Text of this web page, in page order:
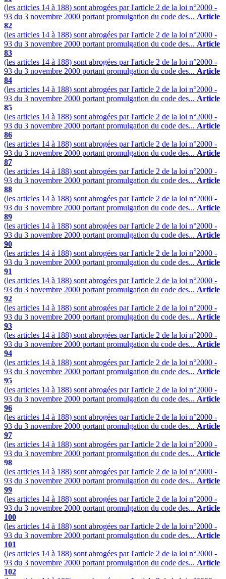
(les articles 14 à 188) sont abrogées par l'article 2 de la loi n°2000 -
93 du 3 novembre 2000 portant promulgation du code des... Article
82
(les articles 14 à 188) sont abrogées par l'article 2 de la loi n°2000 -
93 du 3 novembre 2000 portant promulgation du code des... Article
83
(les articles 14 à 188) sont abrogées par l'article 2 de la loi n°2000 -
93 du 3 novembre 2000 portant promulgation du code des... Article
84
(les articles 14 à 188) sont abrogées par l'article 2 de la loi n°2000 -
93 du 3 novembre 2000 portant promulgation du code des... Article
85
(les articles 14 à 188) sont abrogées par l'article 2 de la loi n°2000 -
93 du 3 novembre 2000 portant promulgation du code des... Article
86
(les articles 14 à 188) sont abrogées par l'article 2 de la loi n°2000 -
93 du 3 novembre 2000 portant promulgation du code des... Article
87
(les articles 14 à 188) sont abrogées par l'article 2 de la loi n°2000 -
93 du 3 novembre 2000 portant promulgation du code des... Article
88
(les articles 14 à 188) sont abrogées par l'article 2 de la loi n°2000 -
93 du 3 novembre 2000 portant promulgation du code des... Article
89
(les articles 14 à 188) sont abrogées par l'article 2 de la loi n°2000 -
93 du 3 novembre 2000 portant promulgation du code des... Article
90
(les articles 14 à 188) sont abrogées par l'article 2 de la loi n°2000 -
93 du 3 novembre 2000 portant promulgation du code des... Article
91
(les articles 14 à 188) sont abrogées par l'article 2 de la loi n°2000 -
93 du 3 novembre 2000 portant promulgation du code des... Article
92
(les articles 14 à 188) sont abrogées par l'article 2 de la loi n°2000 -
93 du 3 novembre 2000 portant promulgation du code des... Article
93
(les articles 14 à 188) sont abrogées par l'article 2 de la loi n°2000 -
93 du 3 novembre 2000 portant promulgation du code des... Article
94
(les articles 14 à 188) sont abrogées par l'article 2 de la loi n°2000 -
93 du 3 novembre 2000 portant promulgation du code des... Article
95
(les articles 14 à 188) sont abrogées par l'article 2 de la loi n°2000 -
93 du 3 novembre 2000 portant promulgation du code des... Article
96
(les articles 14 à 188) sont abrogées par l'article 2 de la loi n°2000 -
93 du 3 novembre 2000 portant promulgation du code des... Article
97
(les articles 14 à 188) sont abrogées par l'article 2 de la loi n°2000 -
93 du 3 novembre 2000 portant promulgation du code des... Article
98
(les articles 14 à 188) sont abrogées par l'article 2 de la loi n°2000 -
93 du 3 novembre 2000 portant promulgation du code des... Article
99
(les articles 14 à 188) sont abrogées par l'article 2 de la loi n°2000 -
93 du 3 novembre 2000 portant promulgation du code des... Article
100
(les articles 14 à 188) sont abrogées par l'article 2 de la loi n°2000 -
93 du 3 novembre 2000 portant promulgation du code des... Article
101
(les articles 14 à 188) sont abrogées par l'article 2 de la loi n°2000 -
93 du 3 novembre 2000 portant promulgation du code des... Article
102